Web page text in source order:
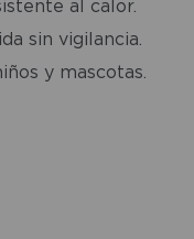
al calor.
sin vigilancia.
y mascotas.